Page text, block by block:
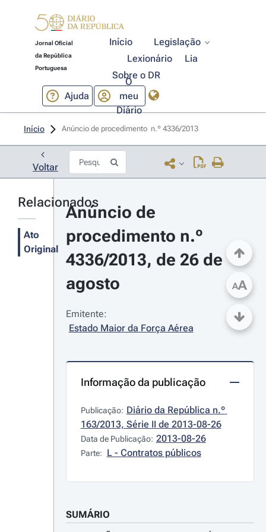
Jornal Oficial
da República
Portuguesa
Início
Legislação
Lexionário
Lia
Sobre o DR
Ajuda
O
meu
Diário
Início Anúncio de procedimento  n.º 4336/2013
Voltar
Relacionados
Ato
Original
Anúncio de
procedimento n.º
4336/2013, de 26 de
agosto
Emitente:
Estado Maior da Força Aérea
Informação da publicação
Publicação: Diário da República n.º
163/2013, Série II de 2013-08-26
Data de Publicação: 2013-08-26
Parte: L - Contratos públicos
SUMÁRIO
AA